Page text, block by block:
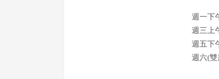
週一下
週三上
週五下
週六(